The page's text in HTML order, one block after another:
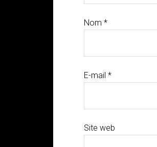
Nom *
E-mail *
Site web